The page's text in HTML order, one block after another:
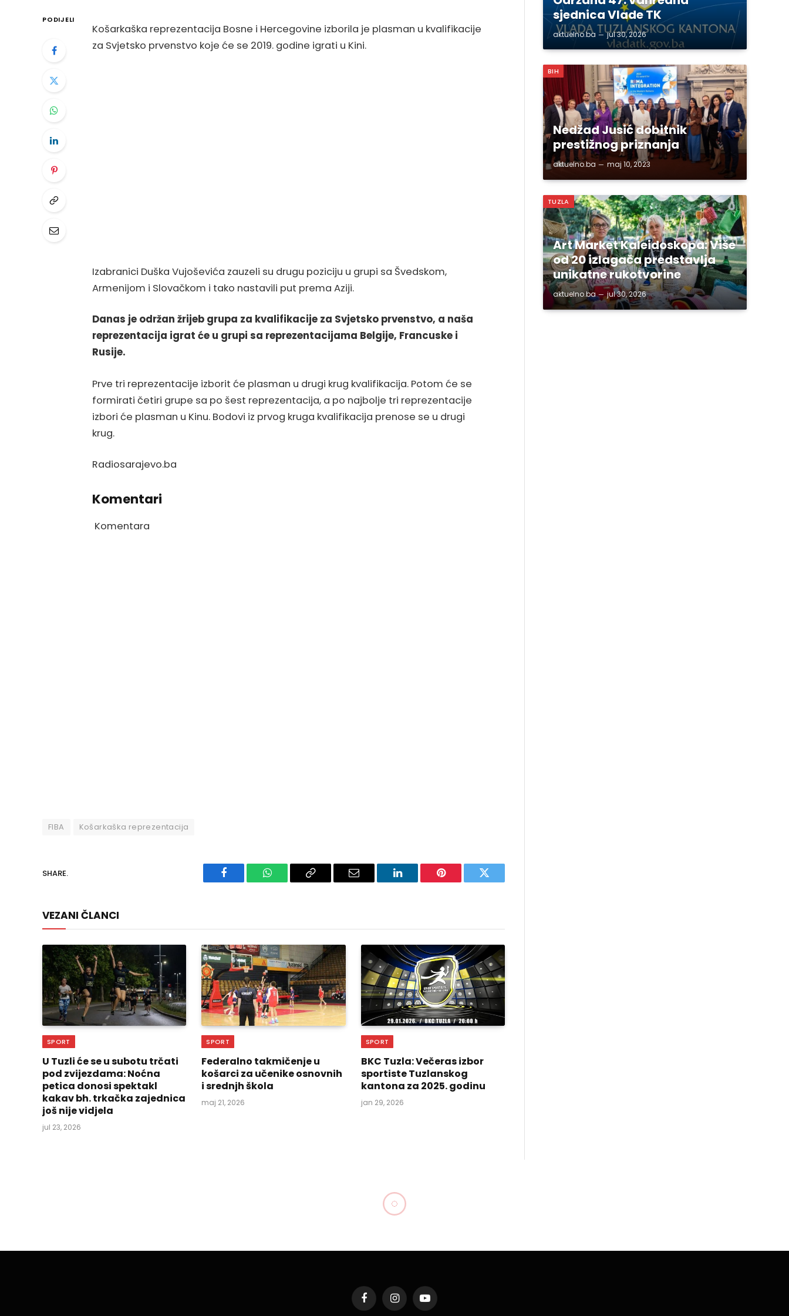
PODIJELI
Košarkaška reprezentacija Bosne i Hercegovine izborila je plasman u kvalifikacije
za Svjetsko prvenstvo koje će se 2019. godine igrati u Kini.
Izabranici Duška Vujoševića zauzeli su drugu poziciju u grupi sa Švedskom,
Armenijom i Slovačkom i tako nastavili put prema Aziji.
Danas je održan žrijeb grupa za kvalifikacije za Svjetsko prvenstvo, a naša
reprezentacija igrat će u grupi sa reprezentacijama Belgije, Francuske i
Rusije.
Prve tri reprezentacije izborit će plasman u drugi krug kvalifikacija. Potom će se
formirati četiri grupe sa po šest reprezentacija, a po najbolje tri reprezentacije
izbori će plasman u Kinu. Bodovi iz prvog kruga kvalifikacija prenose se u drugi
krug.
Radiosarajevo.ba
Komentari
Komentara
FIBA Košarkaška reprezentacija
SHARE.
Facebook WhatsAppCopy
Email LinkedIn Pinterest Twitter
VEZANI ČLANCI
SPORT
U Tuzli će se u subotu trčati
pod zvijezdama: Noćna
petica donosi spektakl
kakav bh. trkačka zajednica
još nije vidjela
jul 23, 2026
SPORT
Federalno takmičenje u
košarci za učenike osnovnih
i srednjh škola
maj 21, 2026
SPORT
BKC Tuzla: Večeras izbor
sportiste Tuzlanskog
kantona za 2025. godinu
jan 29, 2026
sjednica Vlade TK
aktuelno.ba jul 30, 2026
BIH
Nedžad Jusić dobitnik
prestižnog priznanja
aktuelno.ba maj 10, 2023
TUZLA
Art Market Kaleidoskopa: Više
od 20 izlagača predstavlja
unikatne rukotvorine
aktuelno.ba jul 30, 2026
FacebookInstagramYouTube